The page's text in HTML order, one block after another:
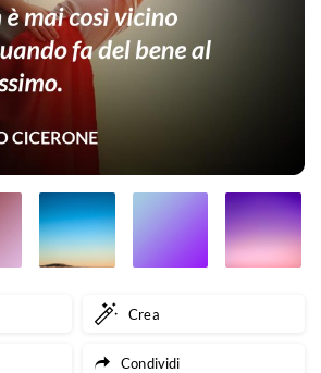
Crea
Condividi